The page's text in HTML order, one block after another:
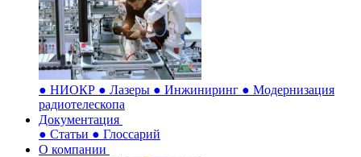
● НИОКР ● Лазеры ● Инжиниринг ● Модернизация
радиотелескопа
Документация
● Статьи ● Глоссарий
О компании